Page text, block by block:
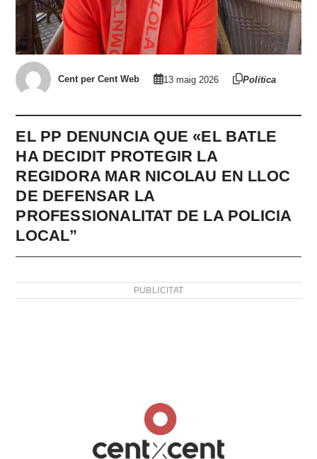
Cent per Cent Web 13 maig 2026 Política
EL PP DENUNCIA QUE «EL BATLE
HA DECIDIT PROTEGIR LA
REGIDORA MAR NICOLAU EN LLOC
DE DEFENSAR LA
PROFESSIONALITAT DE LA POLICIA
LOCAL”
PUBLICITAT